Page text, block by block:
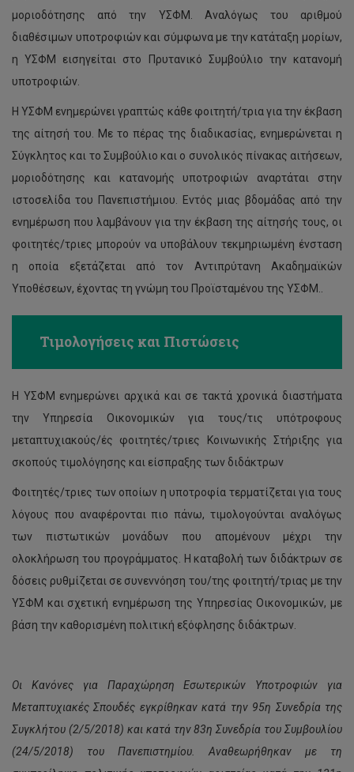
μοριοδότησης από την ΥΣΦΜ. Αναλόγως του αριθμού
διαθέσιμων υποτροφιών και σύμφωνα με την κατάταξη μορίων,
η ΥΣΦΜ εισηγείται στο Πρυτανικό Συμβούλιο την κατανομή
υποτροφιών.
Η ΥΣΦΜ ενημερώνει γραπτώς κάθε φοιτητή/τρια για την έκβαση
της αίτησή του. Με το πέρας της διαδικασίας, ενημερώνεται η
Σύγκλητος και το Συμβούλιο και ο συνολικός πίνακας αιτήσεων,
μοριοδότησης και κατανομής υποτροφιών αναρτάται στην
ιστοσελίδα του Πανεπιστήμιου. Εντός μιας βδομάδας από την
ενημέρωση που λαμβάνουν για την έκβαση της αίτησής τους, οι
φοιτητές/τριες μπορούν να υποβάλουν τεκμηριωμένη ένσταση
η οποία εξετάζεται από τον Αντιπρύτανη Ακαδημαϊκών
Υποθέσεων, έχοντας τη γνώμη του Προϊσταμένου της ΥΣΦΜ..
Τιμολογήσεις και Πιστώσεις
Η ΥΣΦΜ ενημερώνει αρχικά και σε τακτά χρονικά διαστήματα
την Υπηρεσία Οικονομικών για τους/τις υπότροφους
μεταπτυχιακούς/ές φοιτητές/τριες Κοινωνικής Στήριξης για
σκοπούς τιμολόγησης και είσπραξης των διδάκτρων
Φοιτητές/τριες των οποίων η υποτροφία τερματίζεται για τους
λόγους που αναφέρονται πιο πάνω, τιμολογούνται αναλόγως
των πιστωτικών μονάδων που απομένουν μέχρι την
ολοκλήρωση του προγράμματος. Η καταβολή των διδάκτρων σε
δόσεις ρυθμίζεται σε συνεννόηση του/της φοιτητή/τριας με την
ΥΣΦΜ και σχετική ενημέρωση της Υπηρεσίας Οικονομικών, με
βάση την καθορισμένη πολιτική εξόφλησης διδάκτρων.
Οι Κανόνες για Παραχώρηση Εσωτερικών Υποτροφιών για
Μεταπτυχιακές Σπουδές εγκρίθηκαν κατά την 95η Συνεδρία της
Συγκλήτου (2/5/2018) και κατά την 83η Συνεδρία του Συμβουλίου
(24/5/2018) του Πανεπιστημίου.
Αναθεωρήθηκαν με τη